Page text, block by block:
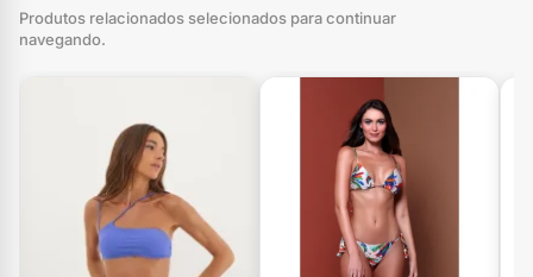
Produtos relacionados selecionados para continuar
navegando.